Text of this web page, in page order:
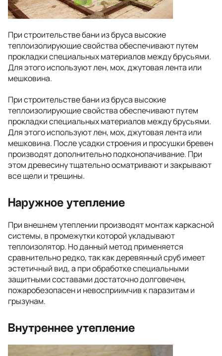
При строительстве бани из бруса высокие
теплоизолирующие свойства обеспечивают путем
прокладки специальных материалов между брусьями.
Для этого используют лен, мох, джутовая лента или
мешковина.
При строительстве бани из бруса высокие
теплоизолирующие свойства обеспечивают путем
прокладки специальных материалов между брусьями.
Для этого используют лен, мох, джутовая лента или
мешковина. После усадки строения и просушки бревен
производят дополнительно подконопачивание. При
этом древесину тщательно осматривают и закрывают
все щели и трещины.
Наружное утепление
При внешнем утеплении производят монтаж каркасной
системы, в промежутки которой укладывают
теплоизолятор. Но данный метод применяется
сравнительно редко, так как деревянный сруб имеет
эстетичный вид, а при обработке специальными
защитными составами достаточно долговечен,
пожаробезопасен и невосприимчив к паразитам и
грызунам.
Внутреннее утепление